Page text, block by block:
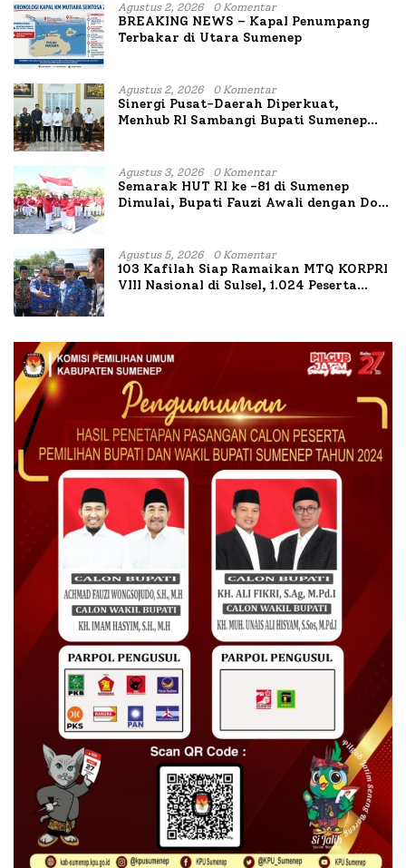
Agustus 2, 2026 0 Komentar
BREAKING NEWS – Kapal Penumpang
Terbakar di Utara Sumenep
Agustus 2, 2026 0 Komentar
Sinergi Pusat-Daerah Diperkuat,
Menhub RI Sambangi Bupati Sumenep
Agustus 3, 2026 0 Komentar
Semarak HUT RI ke -81 di Sumenep
Dimulai, Bupati Fauzi Awali dengan Doa
Agustus 5, 2026 0 Komentar
103 Kafilah Siap Ramaikan MTQ KORPRI
VIII Nasional di Sulsel, 1.024 Peserta